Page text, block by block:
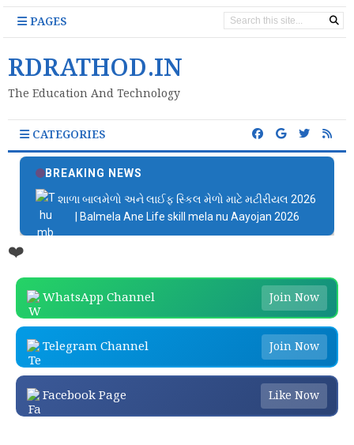
PAGES
RDRATHOD.IN
The Education And Technology
CATEGORIES
BREAKING NEWS
શાળા બાલમેળો અને લાઈફ સ્કિલ મેળો માટે મટીરીયલ 2026
| Balmela Ane Life skill mela nu Aayojan 2026
❤️
WhatsApp Channel Join Now
Telegram Channel Join Now
Facebook Page Like Now